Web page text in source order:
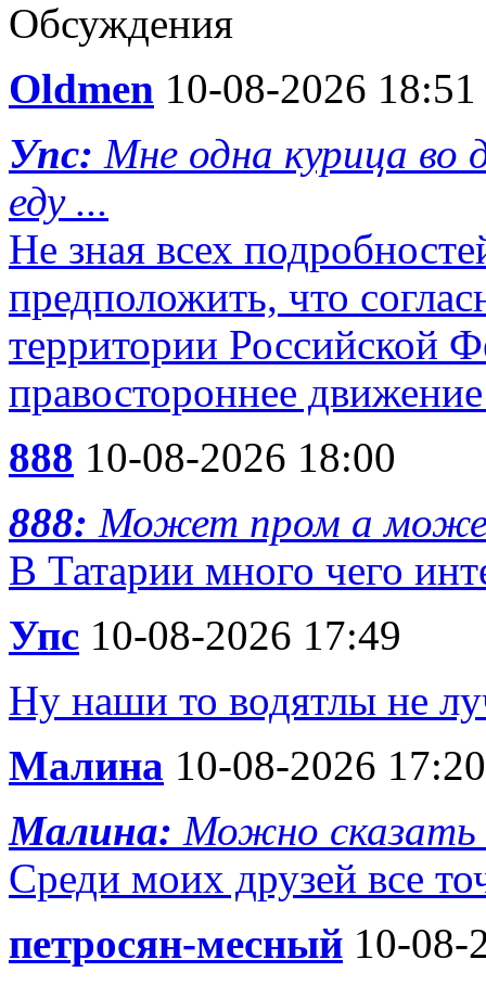
Обсуждения
Oldmen 10-08-2026 18:51
Упс: Мне одна курица во
еду ...
Не зная всех
предположить, что
территории Российской
правостороннее
888 10-08-2026 18:00
888: Может пром а
В Татарии много чего
Упс 10-08-2026 17:49
Ну наши то водятлы не
Малина 10-08-2026 17:20
Малина: Можно сказать
Среди моих друзей все
петросян-месный 10-08-